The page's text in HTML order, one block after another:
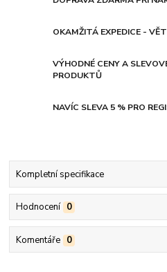
OKAMŽITÁ EXPEDICE -
VÝHODNÉ CENY A
PRODUKTŮ
NAVÍC SLEVA 5 % PRO
Kompletní specifikace
Hodnocení 0
Komentáře 0